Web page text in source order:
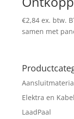
€2,84 ex. btw.
samen met
Elektra en
LaadPaal